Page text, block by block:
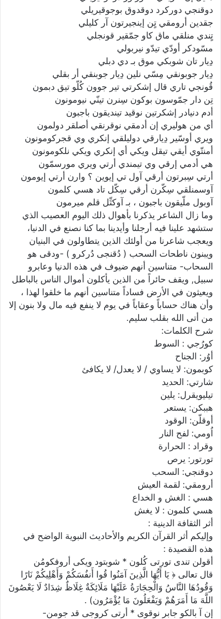
دوقنجي دوركرد دوقدوق بوجوقيريلي
جقدين أرومقي تٍن إينجيرتون آر كليلي
تٍندي منلقي ماق كاو جمّقير قونجلي
مسّودكر أودّي تيدّو نيربولي
دِيار تان شوبكي موق بـ دي دبلي
دِيار جوبونقي مِسّي نلين دِيار جوبنقي أر بقلي
قُونجي تاري قال إشكرتي تير جوون كُلّو تيق دبمون
تِن دار جمّوسون بوكون سِنرن تينّي نيومونون
أدم دنيادر إشكرتين نوقيد تينديقون باجبون
أي من هوليري إن أدمقي نوقرنقي أصلقر دولمون
ويري أوسّير دِيارقي دوليلقي إنكري وي قجركومونون
أمنتّوي أيقي تيقل ويكي أي إنكري ويكي نلكومونون
هي أدمي إرقي وي تيمندي أرتي ويري مورسمّون
أرتي سِبرتون أرقي آول تي إيوين ؟ وارن أرتي إيومون
آوسمنلقي سِكّرن أرقي سِكّل تاد هسي كلمون
آوبول ملّيقون باجبون ، بـ آوكتِّل قلم ميرمون
وما زال الشاعر يذكرنا بأهوال ذلك اليوم العصيب الذي
ستشهد علينا فيه أرجلنا وأيدينا بما كنا نصنع في الدنيا،
ويعجب شاعرنا من أولئك الذين يتطاولون في البنيان
ويبنون ناطحات السحب ( دُقنجى دُركرو ) -ودقى هو
السحاب- متناسين أنهم ضيوف في هذه الدنيا وعابرو
سبيل, ويقف حائراً من الذين يأكلون أموال الناس بالباطل
ويعيثون في الأرض فساداً متناسين أنهم ما خلقوا لهذا ،
وأن هناك حساباً وعقاباً في يوم لا ينفع فيه مال ولا بنون إلا
من أتى الله بقلب سليم.
شرح الكلمات:
كورُجي : السوط
أوُر: الجناح
كوبمون: لا يساوي / لا يعدل/ لا يكافئ
شارتي: الحديد
تيليويقرل: يلين
هببكن: يستعر
أوقلّن: الوقود
اُومي: لفح النار
وقراد : الحرارة
تورتور: يرص
دوقنجي: السحب
أرومقي: لقمة العيش
هسي : الغش و الخداع
هسي كلمون : لا يغش
أثر الثقافة الدينية :
وإليكم أثر القرآن الكريم والأحاديث النبوية الواضح في
هذه القصيدة :
أقولن تندى تورتى كُلون * شوبتود ويكى أروفكومُن
قال تعالى ﴿ يَا أَيُّهَا الَّذِينَ آمَنُوا قُوا أَنفُسَكُمْ وَأَهْلِيكُمْ نَارًا
وَقُودُهَا النَّاسُ وَالْحِجَارَةُ عَلَيْهَا مَلَائِكَةٌ غِلَاظٌ شِدَادٌ لَا يَعْصُونَ
اللَّهَ مَا أَمَرَهُمْ وَيَفْعَلُونَ مَا يُؤْمَرُون) .
إن آ بالكو جابر نوقوى * أرتى كروجى قد جومن-